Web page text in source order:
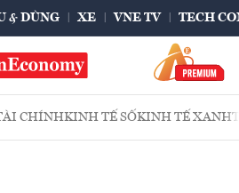
& DÙNG XE VNE TV TECH
CHÍNHKINH TẾ SỐKINH TẾ XANH